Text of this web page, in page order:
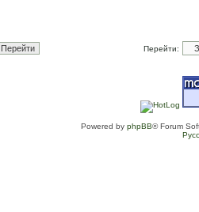
Перейти:
Powered by phpBB® Forum